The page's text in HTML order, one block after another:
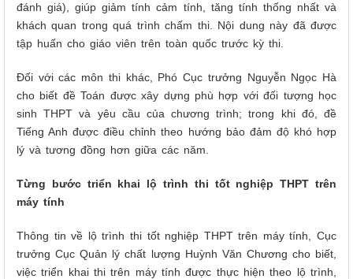
đánh giá), giúp giảm tính cảm tính, tăng tính thống nhất và
khách quan trong quá trình chấm thi. Nội dung này đã được
tập huấn cho giáo viên trên toàn quốc trước kỳ thi.
Đối với các môn thi khác, Phó Cục trưởng Nguyễn Ngọc Hà
cho biết đề Toán được xây dựng phù hợp với đối tượng học
sinh THPT và yêu cầu của chương trình; trong khi đó, đề
Tiếng Anh được điều chỉnh theo hướng bảo đảm độ khó hợp
lý và tương đồng hơn giữa các năm.
Từng bước triển khai lộ trình thi tốt nghiệp THPT trên
máy tính
Thông tin về lộ trình thi tốt nghiệp THPT trên máy tính, Cục
trưởng Cục Quản lý chất lượng Huỳnh Văn Chương cho biết,
việc triển khai thi trên máy tính được thực hiện theo lộ trình,